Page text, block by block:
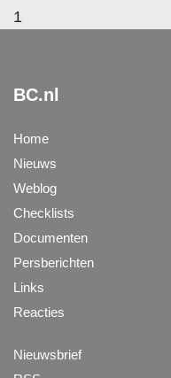
1
BC.nl
Home
Nieuws
Weblog
Checklists
Documenten
Persberichten
Links
Reacties
Nieuwsbrief